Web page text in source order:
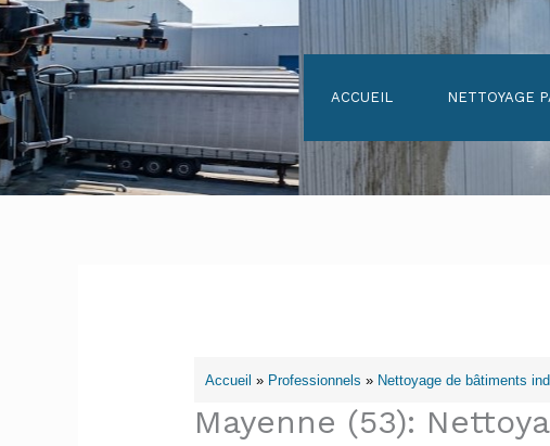
Aller
au
contenu
ACCUEIL NETTOYAGE
Accueil » Professionnels » Nettoyage de bâtiments
Mayenne (53):